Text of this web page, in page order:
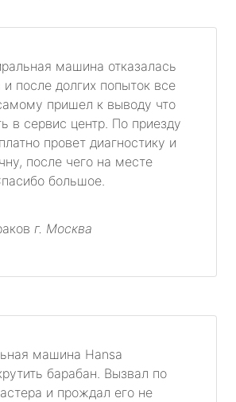
машина отказалась
после долгих попыток все
пришел к выводу что
в сервис центр. По приезду
провет диагностику и
после чего на месте
большое.
г. Москва
машина Hansa
барабан. Вызвал по
и прождал его не